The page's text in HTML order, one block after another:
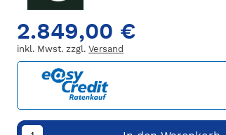
2.849,00 €
inkl. Mwst. zzgl. Versand